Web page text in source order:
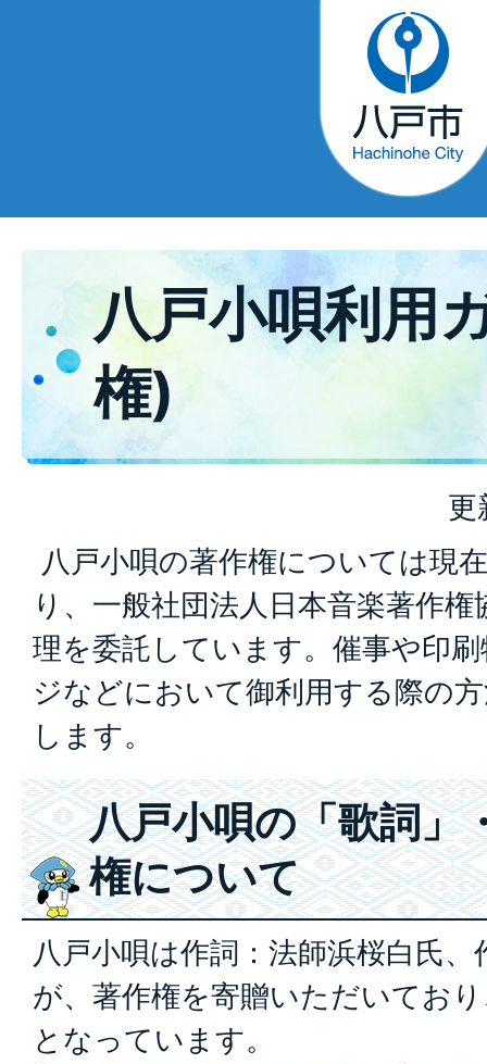
八戸小唄利用
権)
更
八戸小唄の著作権については現
り、一般社団法人日本音楽著作
理を委託しています。催事や印
ジなどにおいて御利用する際の
します。
八戸小唄の「歌詞」
権について
八戸小唄は作詞：法師浜桜白氏
が、著作権を寄贈いただいてお
となっています。